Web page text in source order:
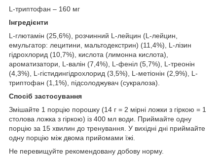
L-триптофан – 160 мг
Інгредієнти
L-глютамін (25,6%), розчинний L-лейцин (L-лейцин,
емульгатор: лецитини, мальтодекстрин) (11,4%), L-лізин
гідрохлорид (10,7%), кислота (лимонна кислота),
ароматизатори, L-валін (7,4%), L-феніл (5,7%), L-треонін
(4,3%), L-гістидингідрохлорид (3,5%), L-метіонін (2,9%), L-
триптофан (1,1%), підсолоджувач (сукралоза).
Спосіб застосування
Змішайте 1 порцію порошку (14 г = 2 мірні ложки з гіркою = 1
столова ложка з гіркою) із 400 мл води. Приймайте одну
порцію за 15 хвилин до тренування. У вихідні дні приймайте
одну порцію між двома прийомами їжі.
Не перевищуйте рекомендовану добову норму.